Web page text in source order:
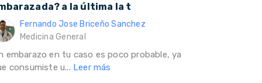
a la última la t
Fernando Jose Briceño Sanchez
Medicina General
embarazo en tu caso es poco probable, ya
consumiste u... Leer más